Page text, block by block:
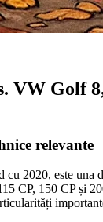
VW Golf
relevante
2020, este
CP, 150 CP și